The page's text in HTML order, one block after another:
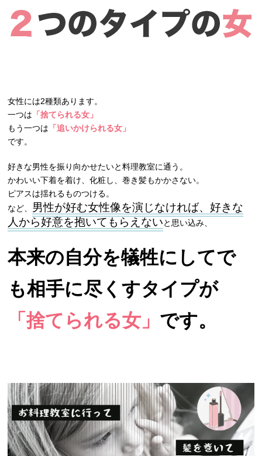
女性には2種類あります。
一つは 「捨てられる女」
もう一つは 「追いかけられる女」
です。
好きな男性を振り向かせたいと料理教室に通う。
かわいい下着を着け、化粧し、巻き髪もかかさない。
ピアスは揺れるものつける。
など、 男性が好む女性像を演じなければ、好きな
人から好意を抱いてもらえないと思い込み、
本来の自分を犠牲にしてで
も相手に尽くすタイプが
「捨てられる女」 です。